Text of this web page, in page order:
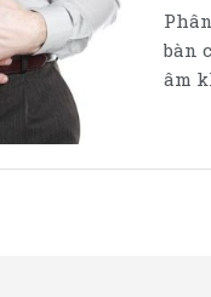
bàn
âm